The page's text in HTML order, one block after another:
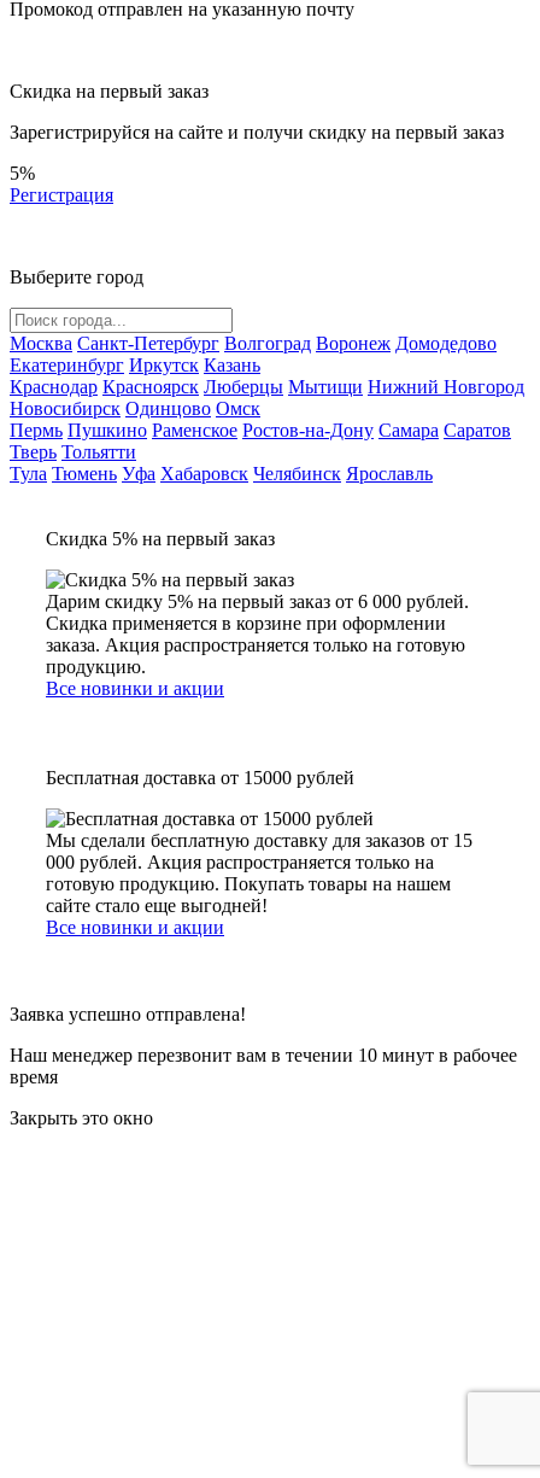
Промокод отправлен на указанную почту
Скидка на первый заказ
Зарегистрируйся на сайте и получи скидку на первый заказ
5%
Регистрация
Выберите город
Москва Санкт-Петербург Волгоград Воронеж Домодедово
Екатеринбург Иркутск Казань
Краснодар Красноярск Люберцы Мытищи Нижний Новгород
Новосибирск Одинцово Омск
Пермь Пушкино Раменское Ростов-на-Дону Самара Саратов
Тверь Тольятти
Тула Тюмень Уфа Хабаровск Челябинск Ярославль
Скидка 5% на первый заказ
Дарим скидку 5% на первый заказ от 6 000 рублей.
Скидка применяется в корзине при оформлении
заказа. Акция распространяется только на готовую
продукцию.
Все новинки и акции
Бесплатная доставка от 15000 рублей
Мы сделали бесплатную доставку для заказов от 15
000 рублей. Акция распространяется только на
готовую продукцию. Покупать товары на нашем
сайте стало еще выгодней!
Все новинки и акции
Заявка успешно отправлена!
Наш менеджер перезвонит вам в течении 10 минут в рабочее
время
Закрыть это окно